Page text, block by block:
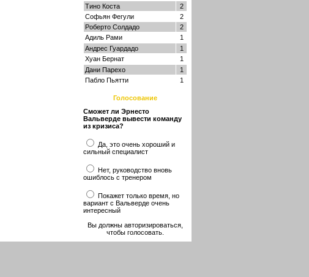
Тино Коста
2
Софьян Фегули
2
Роберто Солдадо
2
Адиль Рами
1
Андрес Гуардадо
1
Хуан Бернат
1
Дани Парехо
1
Пабло Пьятти
1
Голосование
Сможет ли Эрнесто
Вальверде вывести команду
из кризиса?
Да, это очень хороший и
сильный специалист
Нет, руководство вновь
ошиблось с тренером
Покажет только время, но
вариант с Вальверде очень
интересный
Вы должны авторизироваться,
чтобы голосовать.